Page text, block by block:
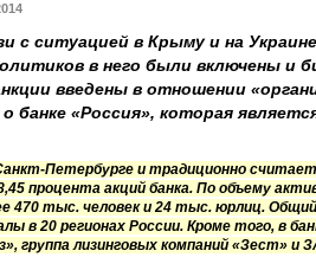
с ситуацией в Крыму и на
в него были включены и
введены в отношении
«Россия», которая
Петербурге и традиционно
процента акций банка. По объему
470 тыс. человек и 24 тыс. юрлиц.
в 20 регионах России. Кроме того, в
группа лизинговых компаний «Зест» и